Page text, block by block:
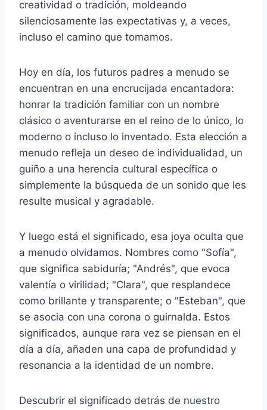
creatividad o tradición, moldeando
silenciosamente las expectativas y, a veces,
incluso el camino que tomamos.
Hoy en día, los futuros padres a menudo se
encuentran en una encrucijada encantadora:
honrar la tradición familiar con un nombre
clásico o aventurarse en el reino de lo único, lo
moderno o incluso lo inventado. Esta elección a
menudo refleja un deseo de individualidad, un
guiño a una herencia cultural específica o
simplemente la búsqueda de un sonido que les
resulte musical y agradable.
Y luego está el significado, esa joya oculta que
a menudo olvidamos. Nombres como "Sofía",
que significa sabiduría; "Andrés", que evoca
valentía o virilidad; "Clara", que resplandece
como brillante y transparente; o "Esteban", que
se asocia con una corona o guirnalda. Estos
significados, aunque rara vez se piensan en el
día a día, añaden una capa de profundidad y
resonancia a la identidad de un nombre.
Descubrir el significado detrás de nuestro